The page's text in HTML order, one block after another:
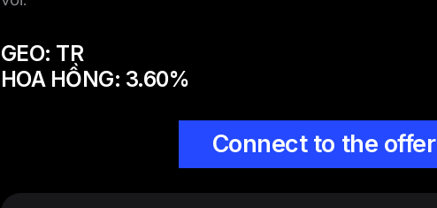
GEO: TR
HOA HỒNG: 3.60%
Connect to the offer